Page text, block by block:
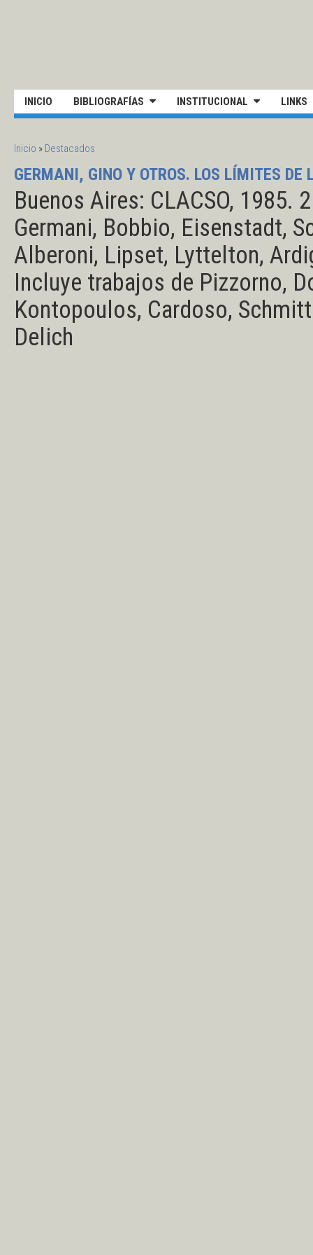
INICIO BIBLIOGRAFÍAS INSTITUCIONAL LINKS
SE ENCUENTRA USTED AQUÍ
Inicio » Destacados
GERMANI, GINO Y OTROS. LOS LÍMITES DE
Buenos Aires: CLACSO,
Germani, Bobbio, Eisenstadt,
Alberoni, Lipset, Lyttelton,
Incluye trabajos de Pizzorno,
Kontopoulos, Cardoso,
Delich